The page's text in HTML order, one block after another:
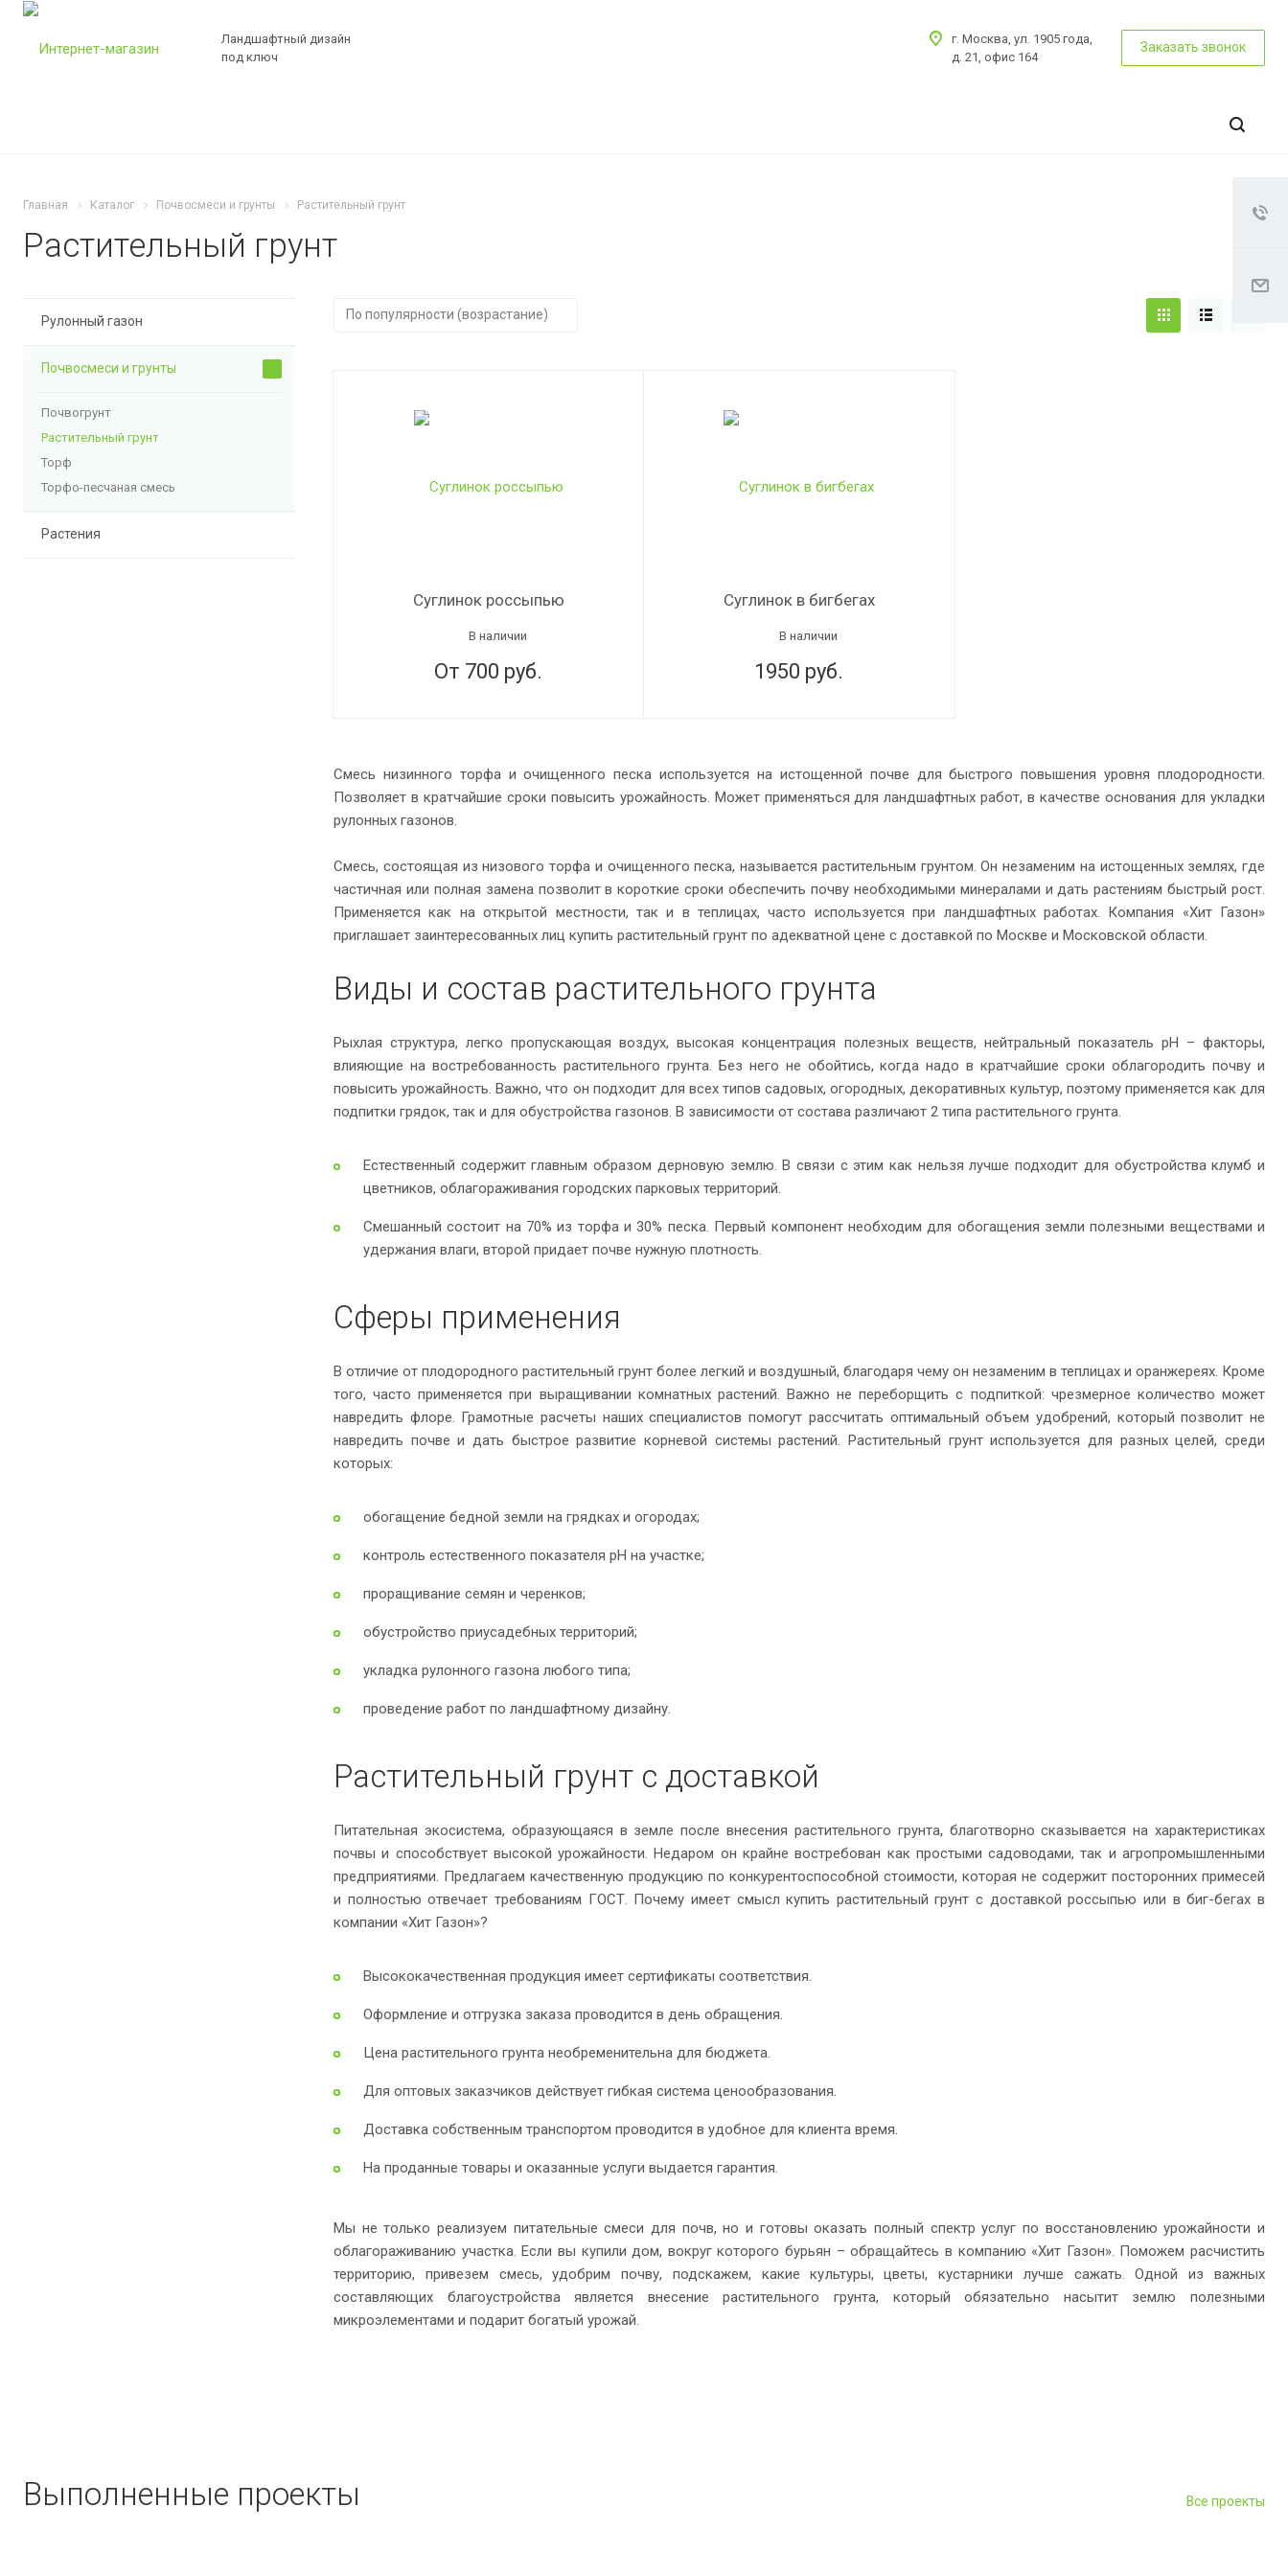
Ландшафтный дизайн
под ключ
Заказать звонок
г. Москва, ул. 1905 года,
д. 21, офис 164
Главная Каталог Почвосмеси и грунты Растительный грунт
Растительный грунт
Суглинок россыпью
В наличии
От 700 руб.
Суглинок в бигбегах
В наличии
1950 руб.
Смесь низинного торфа и очищенного песка используется на истощенной почве для быстрого повышения уровня плодородности.
Позволяет в кратчайшие сроки повысить урожайность. Может применяться для ландшафтных работ, в качестве основания для укладки
рулонных газонов.
Смесь, состоящая из низового торфа и очищенного песка, называется растительным грунтом. Он незаменим на истощенных землях, где
частичная или полная замена позволит в короткие сроки обеспечить почву необходимыми минералами и дать растениям быстрый рост.
Применяется как на открытой местности, так и в теплицах, часто используется при ландшафтных работах. Компания «Хит Газон»
приглашает заинтересованных лиц купить растительный грунт по адекватной цене с доставкой по Москве и Московской области.
Виды и состав растительного грунта
Рыхлая структура, легко пропускающая воздух, высокая концентрация полезных веществ, нейтральный показатель pH – факторы,
влияющие на востребованность растительного грунта. Без него не обойтись, когда надо в кратчайшие сроки облагородить почву и
повысить урожайность. Важно, что он подходит для всех типов садовых, огородных, декоративных культур, поэтому применяется как для
подпитки грядок, так и для обустройства газонов. В зависимости от состава различают 2 типа растительного грунта.
Естественный содержит главным образом дерновую землю. В связи с этим как нельзя лучше подходит для обустройства клумб и
цветников, облагораживания городских парковых территорий.
Смешанный состоит на 70% из торфа и 30% песка. Первый компонент необходим для обогащения земли полезными веществами и
удержания влаги, второй придает почве нужную плотность.
Сферы применения
В отличие от плодородного растительный грунт более легкий и воздушный, благодаря чему он незаменим в теплицах и оранжереях. Кроме
того, часто применяется при выращивании комнатных растений. Важно не переборщить с подпиткой: чрезмерное количество может
навредить флоре. Грамотные расчеты наших специалистов помогут рассчитать оптимальный объем удобрений, который позволит не
навредить почве и дать быстрое развитие корневой системы растений. Растительный грунт используется для разных целей, среди
которых:
обогащение бедной земли на грядках и огородах;
контроль естественного показателя pH на участке;
проращивание семян и черенков;
обустройство приусадебных территорий;
укладка рулонного газона любого типа;
проведение работ по ландшафтному дизайну.
Растительный грунт с доставкой
Питательная экосистема, образующаяся в земле после внесения растительного грунта, благотворно сказывается на характеристиках
почвы и способствует высокой урожайности. Недаром он крайне востребован как простыми садоводами, так и агропромышленными
предприятиями. Предлагаем качественную продукцию по конкурентоспособной стоимости, которая не содержит посторонних примесей
и полностью отвечает требованиям ГОСТ. Почему имеет смысл купить растительный грунт с доставкой россыпью или в биг-бегах в
компании «Хит Газон»?
Высококачественная продукция имеет сертификаты соответствия.
Оформление и отгрузка заказа проводится в день обращения.
Цена растительного грунта необременительна для бюджета.
Для оптовых заказчиков действует гибкая система ценообразования.
Доставка собственным транспортом проводится в удобное для клиента время.
На проданные товары и оказанные услуги выдается гарантия.
Мы не только реализуем питательные смеси для почв, но и готовы оказать полный спектр услуг по восстановлению урожайности и
облагораживанию участка. Если вы купили дом, вокруг которого бурьян – обращайтесь в компанию «Хит Газон». Поможем расчистить
территорию, привезем смесь, удобрим почву, подскажем, какие культуры, цветы, кустарники лучше сажать. Одной из важных
составляющих благоустройства является внесение растительного грунта, который обязательно насытит землю полезными
микроэлементами и подарит богатый урожай.
Рулонный газон
Почвосмеси и грунты
Почвогрунт
Растительный грунт
Торф
Торфо-песчаная смесь
Растения
Все проекты
Выполненные проекты